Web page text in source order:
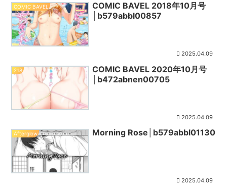
COMIC BAVEL
COMIC BAVEL 2018年10月号
│b579abbl00857
2025.04.09
218
COMIC BAVEL 2020年10月号
│b472abnen00705
2025.04.09
Afterglow Morning Rose│b579abbl01130
2025.04.09